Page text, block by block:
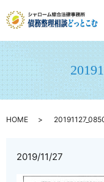
HOME
2019/11/27